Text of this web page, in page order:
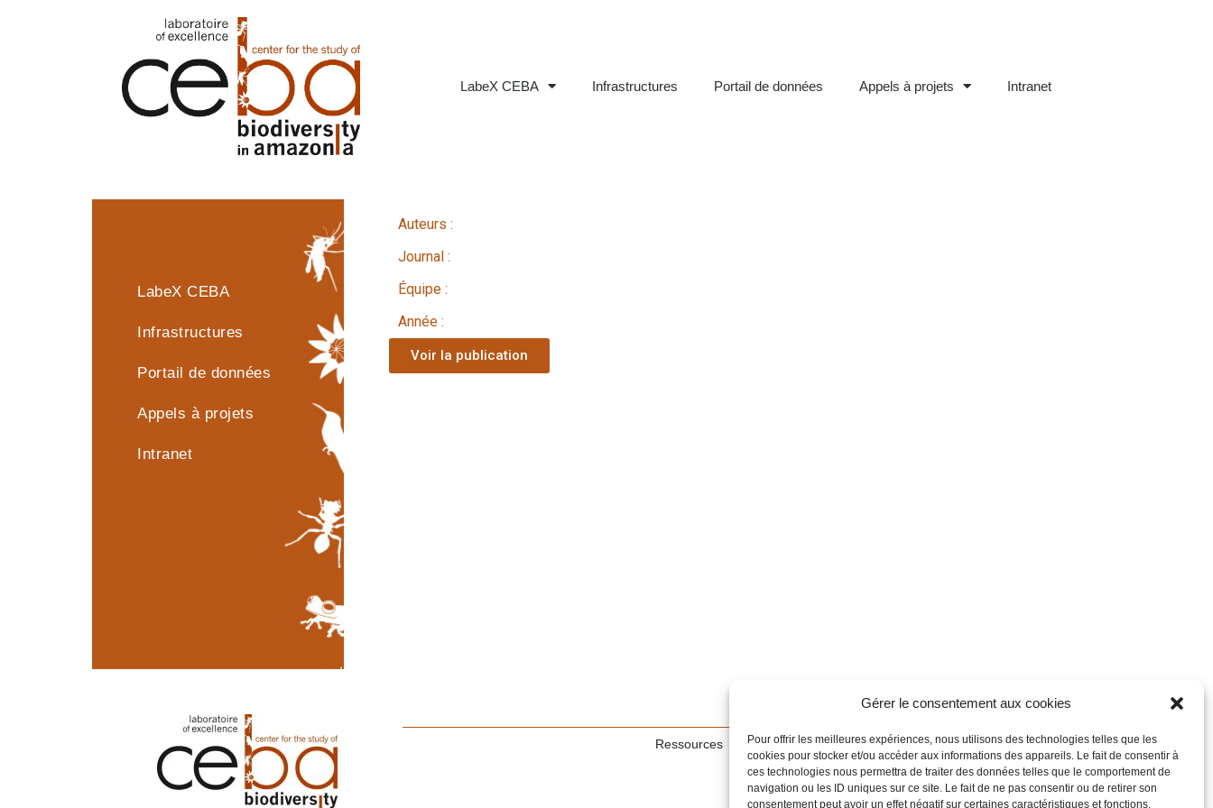
Gérer le consentement aux cookies
Pour offrir les meilleures expériences, nous utilisons des technologies telles que les
cookies pour stocker et/ou accéder aux informations des appareils. Le fait de consentir à
ces technologies nous permettra de traiter des données telles que le comportement de
navigation ou les ID uniques sur ce site. Le fait de ne pas consentir ou de retirer son
consentement peut avoir un effet négatif sur certaines caractéristiques et fonctions.
LabeX CEBA Infrastructures Portail de données Appels à projets Intranet
LabeX CEBA
Infrastructures
Portail de données
Appels à projets
Intranet
Auteurs :
Journal :
Équipe :
Année :
Voir la publication
Ressources Mentions légales Contact RSS
Politique de cookies (UE)
Tous droits réservés © CEBA 2024 – Réalisationcndcreation